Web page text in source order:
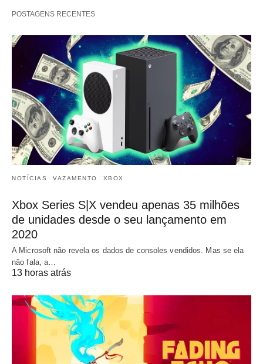
POSTAGENS RECENTES
NOTÍCIAS VAZAMENTO XBOX
Xbox Series S|X vendeu apenas 35 milhões
de unidades desde o seu lançamento em
2020
A Microsoft não revela os dados de consoles vendidos. Mas se ela
não fala, a…
13 horas atrás